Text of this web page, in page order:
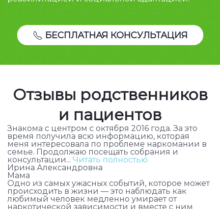
БЕСПЛАТНАЯ КОНСУЛЬТАЦИЯ
Отзывы родственников
и пациентов
Знакома с центром с октября 2016 года. За это
время получила всю информацию, которая
меня интересовала по проблеме наркомании в
семье. Продолжаю посещать собрания и
консультации... Читать полностью
Ирина Александровна
Мама
Одно из самых ужасных событий, которое может
происходить в жизни — это наблюдать как
любимый человек медленно умирает от
наркотической зависимости и вместе с ним